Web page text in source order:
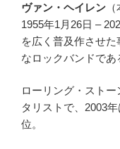
ヴァン・ヘイレン
1955年1月26日 –
を広く普及作させ
なロックバンドであ
ローリング・スト
タリストで、2003
位。